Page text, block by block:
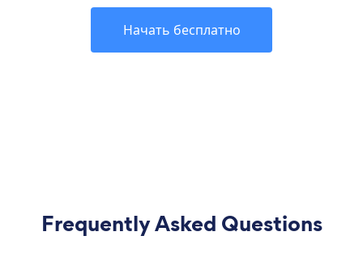
Начать бесплатно
Frequently Asked Questions